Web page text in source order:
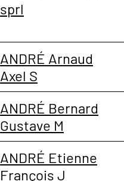
sprl
ANDRÉ Arnaud
Axel S
ANDRÉ Bernard
Gustave M
ANDRÉ Etienne
François J